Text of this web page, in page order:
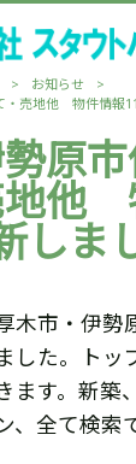
> お知らせ
>
売地他 物件情報11
原
地他
しま
市・伊勢
た。トッ
ます。新築
全て検索